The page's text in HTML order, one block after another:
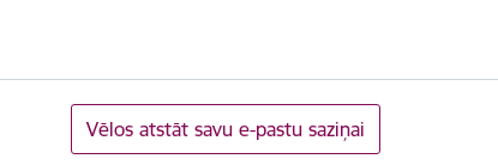
Vēlos atstāt savu e-pastu saziņai